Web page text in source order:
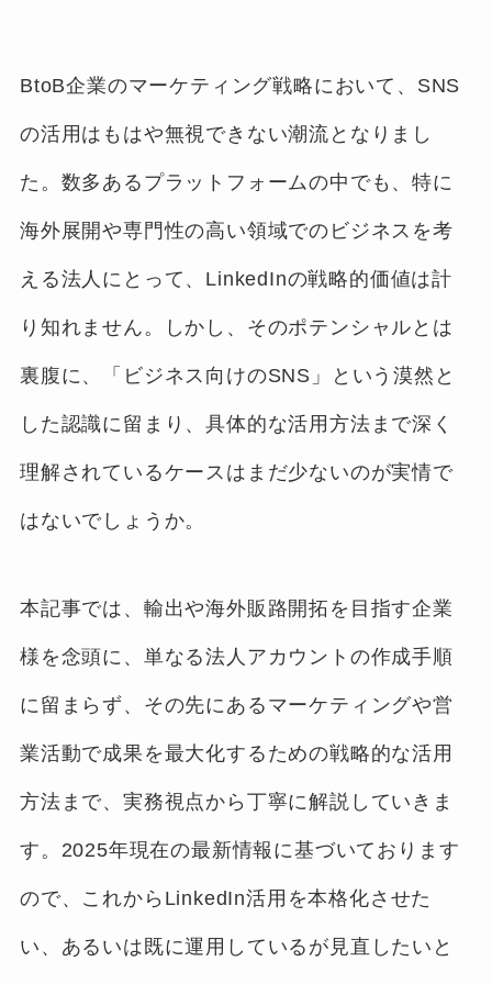
BtoB企業のマーケティング戦略において、SNS
の活用はもはや無視できない潮流となりまし
た。数多あるプラットフォームの中でも、特に
海外展開や専門性の高い領域でのビジネスを考
える法人にとって、LinkedInの戦略的価値は計
り知れません。しかし、そのポテンシャルとは
裏腹に、「ビジネス向けのSNS」という漠然と
した認識に留まり、具体的な活用方法まで深く
理解されているケースはまだ少ないのが実情で
はないでしょうか。
本記事では、輸出や海外販路開拓を目指す企業
様を念頭に、単なる法人アカウントの作成手順
に留まらず、その先にあるマーケティングや営
業活動で成果を最大化するための戦略的な活用
方法まで、実務視点から丁寧に解説していきま
す。2025年現在の最新情報に基づいております
ので、これからLinkedIn活用を本格化させた
い、あるいは既に運用しているが見直したいと